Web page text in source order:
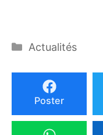
Catégories
Actualités
Poster